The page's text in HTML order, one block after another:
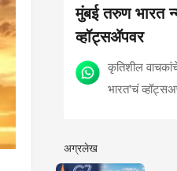
मुंबई तरुण भारत
व्हॉट्सॲपवर
कृतिशील
भारत'चं
अग्रलेख